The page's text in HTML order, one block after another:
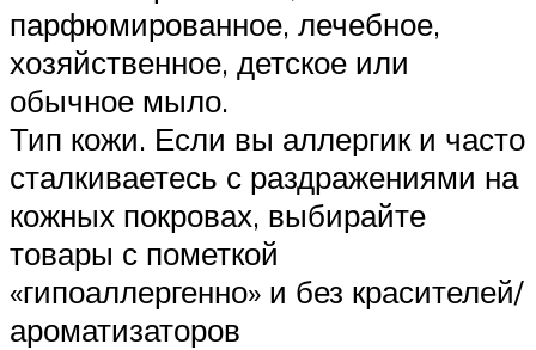
парфюмированное, лечебное,
хозяйственное, детское или
обычное мыло.
Тип кожи. Если вы аллергик и часто
сталкиваетесь с раздражениями на
кожных покровах, выбирайте
товары с пометкой
«гипоаллергенно» и без красителей/
ароматизаторов